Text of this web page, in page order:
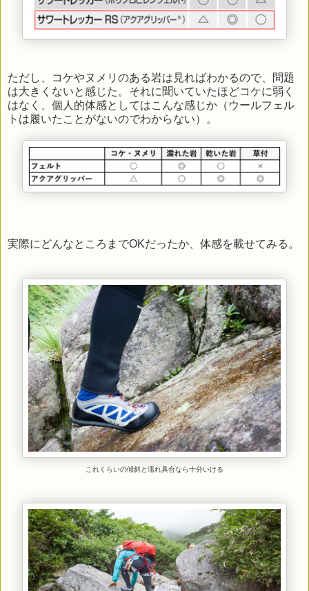
ただし、コケやヌメリのある岩は見ればわかるので、問題
は大きくないと感じた。それに聞いていたほどコケに弱く
はなく、個人的体感としてはこんな感じか（ウールフェル
トは履いたことがないのでわからない）。
実際にどんなところまでOKだったか、体感を載せてみる。
これくらいの傾斜と濡れ具合なら十分いける